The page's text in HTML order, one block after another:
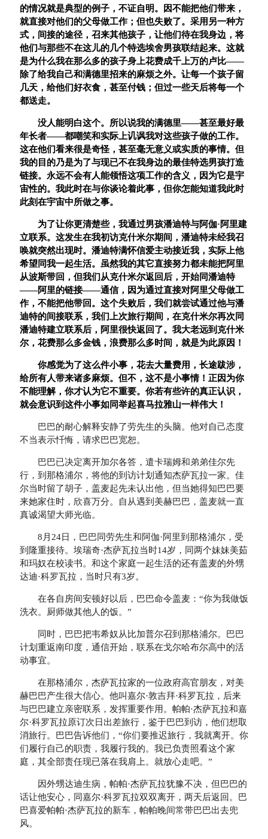
的情况就是典型的例子，不证自明。因不能把他们带来，
就直接对他们的父母做工作；但也失败了。采用另一种方
式，间接的途径，召来其他孩子，让他们待在我身边，将
他们与那些不在这儿的几个特选埃舍男孩联结起来。这就
是为什么我在那么多的孩子身上花费成千上万的卢比——
除了给我自己和满德里招来的麻烦之外。让每一个孩子留
几天，给他们好衣食，甚至付钱；但过一些天后将每一个
都送走。
没人能明白这个。所以说我的满德里——甚至最好最
年长者——都嘲笑和实际上讥讽我对这些孩子做的工作。
这在他们看来很是奇怪，甚至毫无意义或实质的事情。但
我的目的乃是为了与现已不在我身边的最佳特选男孩打造
链接。永远不会有人能领悟这项工作的含义，因为它是宇
宙性的。我此时在与你谈论着此事，但你怎能知道我此时
此刻在宇宙中所做之事。
为了让你更清楚些，我通过男孩潘迪特与阿伽·阿里建
立联系。这发生在我初访克什米尔期间，潘迪特未经我召
唤就突然出现时。潘迪特满怀信爱主动接近我，实际上他
希望同我一起生活。虽然我的其它直接努力都未能把阿里
从波斯带回，但我们从克什米尔返回后，开始同潘迪特
——阿里的链接——通信，因为通过直接对阿里父母做工
作，不能把他带回。这个失败后，我们就尝试通过他与潘
迪特的间接联系，我们上次旅行期间，在克什米尔再次同
潘迪特建立联系后，阿里很快返回了。我大老远到克什米
尔，花费那么多金钱，浪费那么多时间，就是为此原因！
你感觉为了这么件小事，花去大量费用，长途跋涉，
给所有人带来诸多麻烦。但不，这不是小事情！正因为你
不能理解，你才认为它不重要。你若有些许的真正认识，
就会意识到这件小事如同举起喜马拉雅山一样伟大！
巴巴的耐心解释安静了劳先生的头脑。他对自己态度
不当表示忏悔，请求巴巴宽恕。
巴巴已决定离开加尔各答，遣卡瑞姆和弟弟佳尔先
行，到那格浦尔，将他的到访计划通知杰萨瓦拉一家。佳
尔当时留了胡子，盖麦起先未认出他，但当她得知巴巴要
来她家住时，欣喜万分。自从遇到美赫巴巴，盖麦就一直
真诚渴望大师光临。
8月24日，巴巴同劳先生和阿伽·阿里到那格浦尔，受
到隆重接待。埃瑞奇·杰萨瓦拉当时14岁，同两个妹妹美茹
和玛奴在校读书。和这个家庭一起生活的还有盖麦的外甥
达迪·科罗瓦拉，当时只有3岁。
在各自房间安顿好以后，巴巴命令盖麦：“你为我做饭
洗衣。厨师做其他人的饭。”
同时，巴巴把韦希奴从比加普尔召到那格浦尔。巴巴
计划重返南印度，通信开始，联系在戈尔哈布尔高中的活
动事宜。
在那格浦尔，杰萨瓦拉家的一位政府高官朋友，对美
赫巴巴产生很大信心。他叫嘉尔·敦吉拜·科罗瓦拉，后来
与巴巴建立亲密联系，发挥重要作用。帕帕·杰萨瓦拉和嘉
尔·科罗瓦拉原订次日出差旅行，鉴于巴巴到访，他们想取
消旅行。巴巴告诉他们，“你们要推迟旅行，我就离开。你
们履行自己的职责，我履行我的。我已负责照看这个家
庭，其全部责任现已落在我肩上。就放心走吧。”
因外甥达迪生病，帕帕·杰萨瓦拉犹豫不决，但巴巴的
话让他安心，同嘉尔·科罗瓦拉双双离开，两天后返回。巴
巴喜爱帕帕·杰萨瓦拉的新车，帕帕晚间常带巴巴出去兜
风。